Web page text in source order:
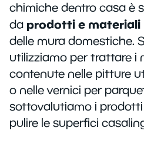
chimiche dentro casa è
da prodotti e materiali
delle mura domestiche.
utilizziamo per trattare i
contenute nelle pitture
o nelle vernici per
sottovalutiamo i
pulire le superfici